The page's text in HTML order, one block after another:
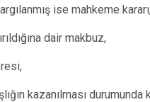
ise mahkeme
dair makbuz,
kazanılması